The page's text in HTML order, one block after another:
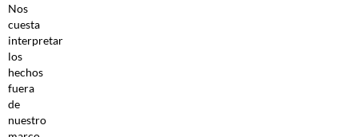
Nos
cuesta
interpretar
los
hechos
fuera
de
nuestro